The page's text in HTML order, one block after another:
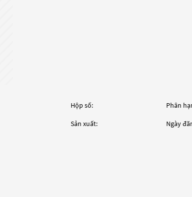
Hộp số: Phân
Sản xuất: Ngày